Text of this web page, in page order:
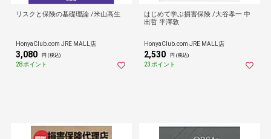
リスクと保険の基礎理論 /米山高生
HonyaClub.com JRE MALL店
3,080 円 (税込)
28ポイント
はじめて学ぶ損害保険 /大谷孝一 中
出哲 平澤敦
HonyaClub.com JRE MALL店
2,530 円 (税込)
23ポイント